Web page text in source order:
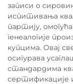
записи о
испитивања
партију,
генеалогије
купцима. Овај
осигурава
стандардима
сертификације